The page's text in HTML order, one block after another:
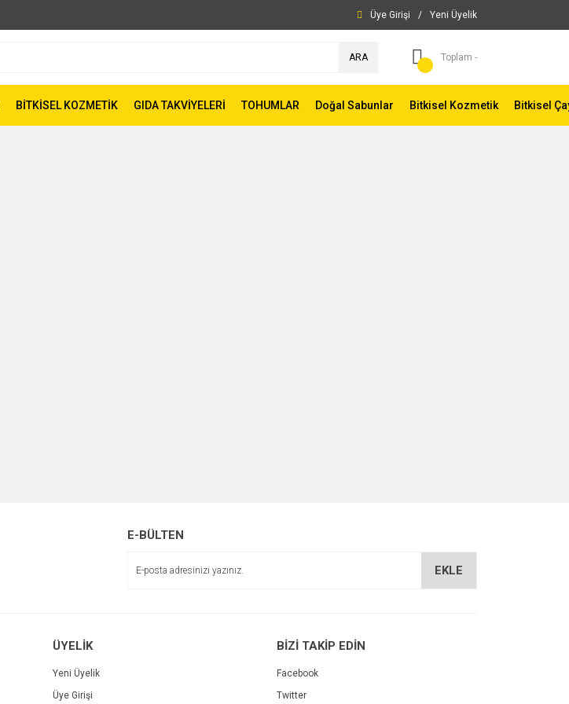
Üye Girişi / Yeni Üyelik
ARA Toplam -
BİTKİSEL KOZMETİK GIDA TAKVİYELERİ TOHUMLAR Doğal Sabunlar Bitkisel Kozmetik Bitkisel
E-BÜLTEN
EKLE
ÜYELİK
Yeni Üyelik
Üye Girişi
BİZİ TAKİP EDİN
Facebook
Twitter